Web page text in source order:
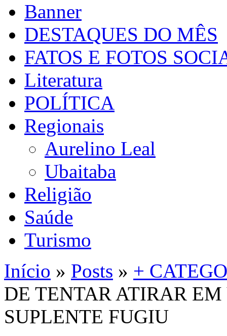
Banner
DESTAQUES DO MÊS
FATOS E FOTOS
Literatura
POLÍTICA
Regionais
Aurelino Leal
Ubaitaba
Religião
Saúde
Turismo
Início » Posts » +
DE TENTAR ATIRAR
SUPLENTE FUGIU